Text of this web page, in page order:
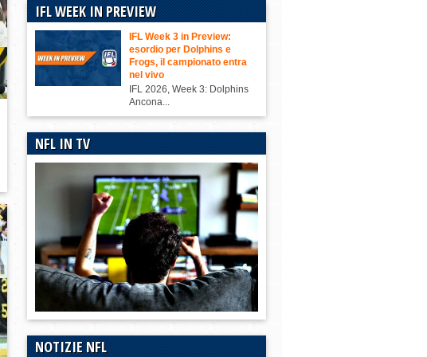
IFL WEEK IN PREVIEW
IFL Week 3 in Preview:
esordio per Dolphins e
Frogs, il campionato entra
nel vivo
IFL 2026, Week 3: Dolphins
Ancona...
NFL IN TV
NOTIZIE NFL